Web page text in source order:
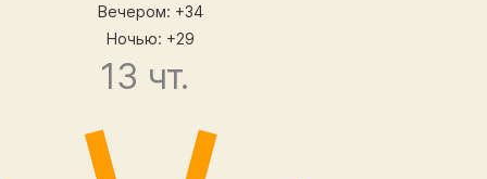
Вечером: +34
Ночью: +29
13 чт.